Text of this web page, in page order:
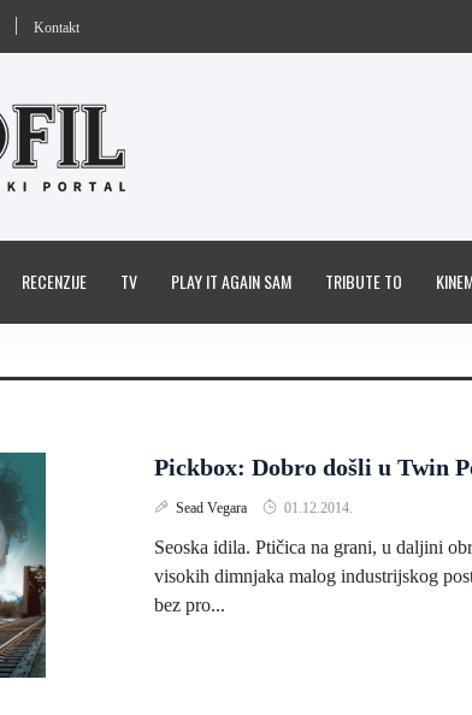
Kontakt
RECENZIJE TV PLAY IT AGAIN SAM TRIBUTE TO
Pickbox: Dobro došli u Twin
Sead Vegara 01.12.2014.
Seoska idila. Ptičica na grani, u daljini
visokih dimnjaka malog industrijskog
bez pro...